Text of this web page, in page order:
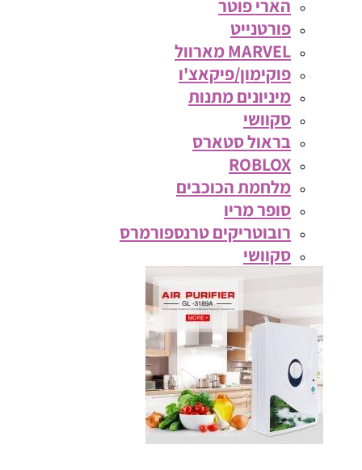
הארי פוטר
פורטנייט
MARVEL מארוול
פוקימון/פיקאצ'ו
מיניונים מתנות
סקוושי
בראול סטארס
ROBLOX
מלחמת הכוכבים
סופר מריו
רובוטריקים טרנספורמרס
סקוושי